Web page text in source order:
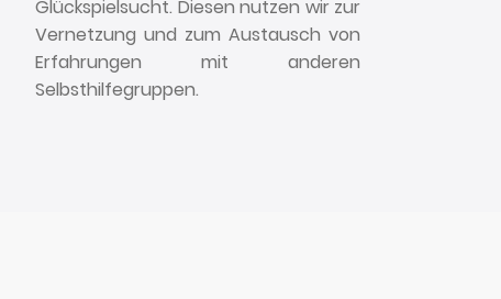
Glückspielsucht. Diesen nutzen wir zur
Vernetzung und zum Austausch von
Erfahrungen mit anderen
Selbsthilfegruppen.